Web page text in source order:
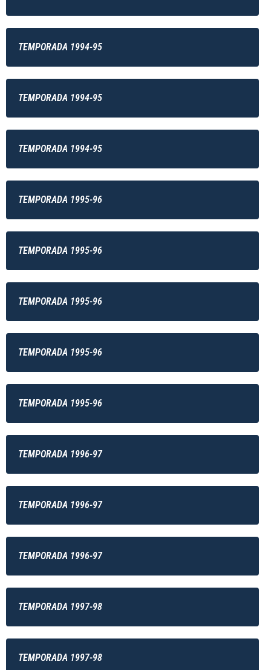
TEMPORADA 1994-95
TEMPORADA 1994-95
TEMPORADA 1994-95
TEMPORADA 1995-96
TEMPORADA 1995-96
TEMPORADA 1995-96
TEMPORADA 1995-96
TEMPORADA 1995-96
TEMPORADA 1996-97
TEMPORADA 1996-97
TEMPORADA 1996-97
TEMPORADA 1997-98
TEMPORADA 1997-98